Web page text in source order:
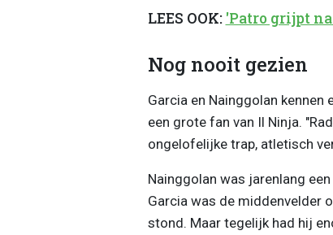
LEES OOK: 'Patro grijpt
Nog nooit gezien
Garcia en Nainggolan kennen
een grote fan van Il Ninja.
ongelofelijke trap, atletisch
Nainggolan was jarenlang
Garcia was de middenvelder
stond. Maar tegelijk had hij